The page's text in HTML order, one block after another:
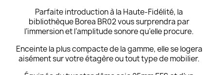
Parfaite introduction à la Haute-Fidélité, la
bibliothèque Borea BR02 vous surprendra par
l’immersion et l’amplitude sonore qu’elle procure.
Enceinte la plus compacte de la gamme, elle se logera
aisément sur votre étagère ou tout type de mobilier.